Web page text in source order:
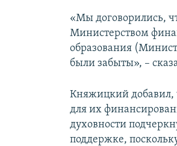
«Мы договорились,
Министерством
образования
были забыты», –
Княжицкий добавил,
для их
духовности
поддержке,